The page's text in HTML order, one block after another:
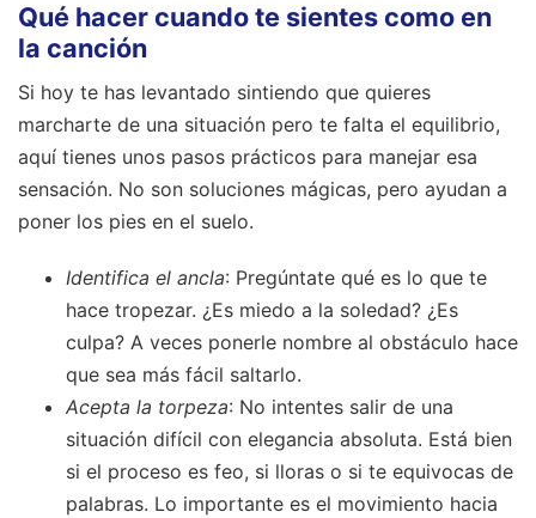
Qué hacer cuando te sientes como en
la canción
Si hoy te has levantado sintiendo que quieres
marcharte de una situación pero te falta el equilibrio,
aquí tienes unos pasos prácticos para manejar esa
sensación. No son soluciones mágicas, pero ayudan a
poner los pies en el suelo.
Identifica el ancla: Pregúntate qué es lo que te
hace tropezar. ¿Es miedo a la soledad? ¿Es
culpa? A veces ponerle nombre al obstáculo hace
que sea más fácil saltarlo.
Acepta la torpeza: No intentes salir de una
situación difícil con elegancia absoluta. Está bien
si el proceso es feo, si lloras o si te equivocas de
palabras. Lo importante es el movimiento hacia